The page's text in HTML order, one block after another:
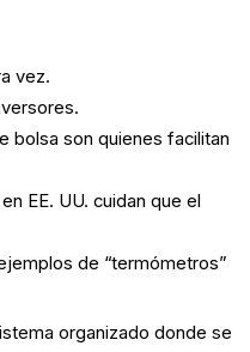
vez.
bolsa son quienes facilitan
EE. UU. cuidan que el
de “termómetros”
organizado donde se